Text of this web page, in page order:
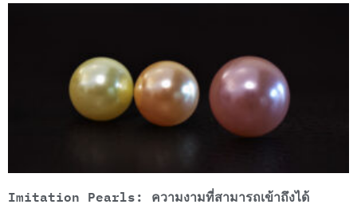
Imitation Pearls: ความงามที่สามารถเข้าถึงได้